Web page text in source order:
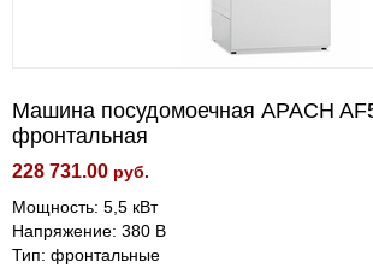
Машина посудомоечная APACH
фронтальная
228 731.00 руб.
Мощность: 5,5 кВт
Напряжение: 380 В
Тип: фронтальные